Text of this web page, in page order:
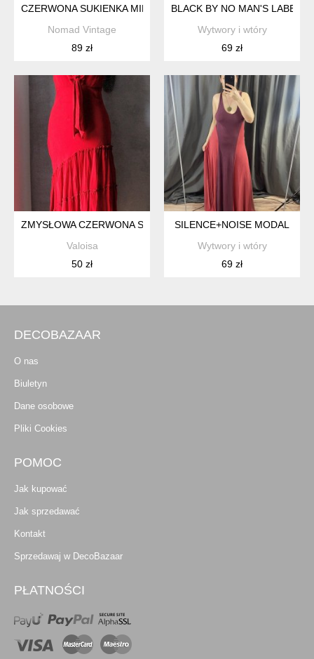
CZERWONA SUKIENKA MIDI Z DŁUGIM RĘKAWEM WISKOZA
Nomad Vintage
89 zł
BLACK BY NO MAN'S LABEL
Wytwory i wtóry
69 zł
ZMYSŁOWA CZERWONA SUKIENKA LETNIA XS S
Valoisa
50 zł
SILENCE+NOISE MODAL
Wytwory i wtóry
69 zł
DECOBAZAAR
O nas
Biuletyn
Dane osobowe
Pliki Cookies
POMOC
Jak kupować
Jak sprzedawać
Kontakt
Sprzedawaj w DecoBazaar
PŁATNOŚCI